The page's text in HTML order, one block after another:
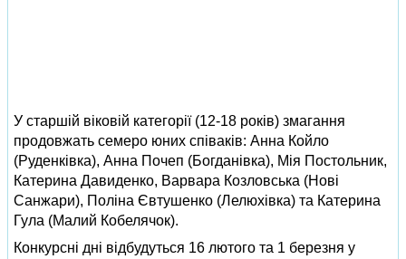
У старшій віковій категорії (12-18 років) змагання
продовжать семеро юних співаків: Анна Койло
(Руденківка), Анна Почеп (Богданівка), Мія Постольник,
Катерина Давиденко, Варвара Козловська (Нові
Санжари), Поліна Євтушенко (Лелюхівка) та Катерина
Гула (Малий Кобелячок).
Конкурсні дні відбудуться 16 лютого та 1 березня у